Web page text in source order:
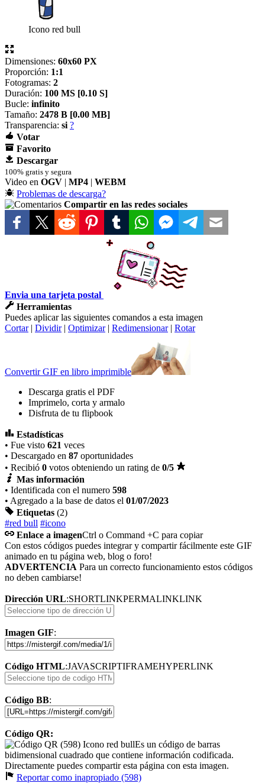
Icono red bull
Dimensiones: 60x60 PX
Proporción: 1:1
Fotogramas: 2
Duración: 100 MS [0.10 S]
Bucle: infinito
Tamaño: 2478 B [0.00 MB]
Transparencia: si ?
Votar
Favorito
Descargar
100% gratis y segura
Video en OGV | MP4 | WEBM
Problemas de descarga?
Compartir en las redes sociales
Envia una tarjeta postal
Herramientas
Puedes aplicar las siguientes comandos a esta imagen
Cortar| Dividir| Optimizar| Redimensionar| Rotar
Convertir GIF en libro imprimible
Descarga gratis el PDF
Imprimelo, corta y armalo
Disfruta de tu flipbook
Estadísticas
• Fue visto 621 veces
• Descargado en 87 oportunidades
• Recibió 0 votos obteniendo un rating de 0/5
Mas información
• Identificada con el numero 598
• Agregado a la base de datos el 01/07/2023
Etiquetas (2)
#red bull #icono
Enlace a imagenCtrl o Command +C para copiar
Con estos códigos puedes integrar y compartir fácilmente este GIF
animado en tu página web, blog o foro!
ADVERTENCIA Para un correcto funcionamiento estos códigos
no deben cambiarse!
Dirección URL:SHORTLINKPERMALINKLINK
Imagen GIF:
Código HTML:JAVASCRIPTIFRAMEHYPERLINK
Código BB:
Código QR:
Es un código de barras
bidimensional cuadrado que contiene información codificada.
Directamente puedes compartir esta página con esta imagen.
Reportar como inapropiado (598)